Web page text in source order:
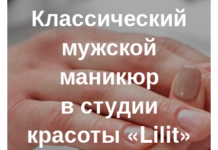
Классический
мужской
маникюр
в студии
красоты «Lilit»